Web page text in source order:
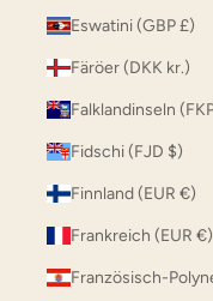
Eswatini (GBP £)
Färöer (DKK kr.)
Fidschi (FJD $)
Finnland (EUR €)
Frankreich (EUR €)